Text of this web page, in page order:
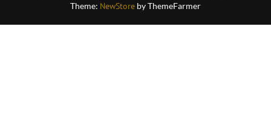
Theme: NewStore by ThemeFarmer